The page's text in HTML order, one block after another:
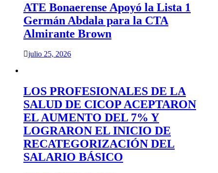
ATE Bonaerense Apoyó la Lista 1
Germán Abdala para la CTA
Almirante Brown
julio 25, 2026
LOS PROFESIONALES DE LA
SALUD DE CICOP ACEPTARON
EL AUMENTO DEL 7% Y
LOGRARON EL INICIO DE
RECATEGORIZACIÓN DEL
SALARIO BÁSICO